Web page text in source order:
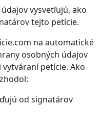
vysvetľujú, ako
tejto petície.
na automatické
osobných údajov
petície. Ako
od signatárov